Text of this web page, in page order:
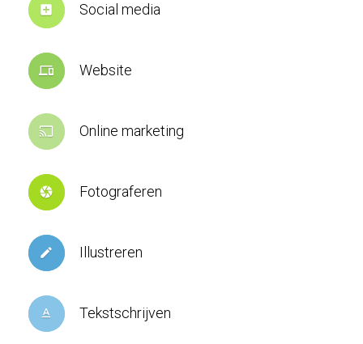
add_box Social media
devices Website
cast Online marketing
camera Fotograferen
create Illustreren
text_format Tekstschrijven